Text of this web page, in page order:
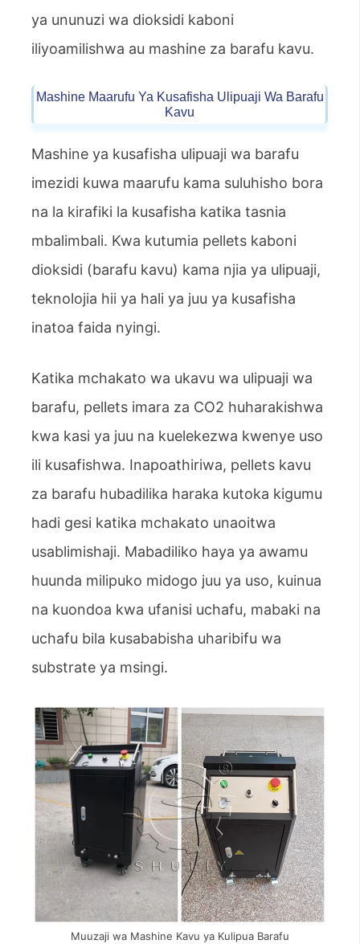
ya ununuzi wa dioksidi kaboni
iliyoamilishwa au mashine za barafu kavu.
Mashine Maarufu Ya Kusafisha Ulipuaji Wa Barafu
Kavu
Mashine ya kusafisha ulipuaji wa barafu
imezidi kuwa maarufu kama suluhisho bora
na la kirafiki la kusafisha katika tasnia
mbalimbali. Kwa kutumia pellets kaboni
dioksidi (barafu kavu) kama njia ya ulipuaji,
teknolojia hii ya hali ya juu ya kusafisha
inatoa faida nyingi.
Katika mchakato wa ukavu wa ulipuaji wa
barafu, pellets imara za CO2 huharakishwa
kwa kasi ya juu na kuelekezwa kwenye uso
ili kusafishwa. Inapoathiriwa, pellets kavu
za barafu hubadilika haraka kutoka kigumu
hadi gesi katika mchakato unaoitwa
usablimishaji. Mabadiliko haya ya awamu
huunda milipuko midogo juu ya uso, kuinua
na kuondoa kwa ufanisi uchafu, mabaki na
uchafu bila kusababisha uharibifu wa
substrate ya msingi.
Muuzaji wa Mashine Kavu ya Kulipua Barafu